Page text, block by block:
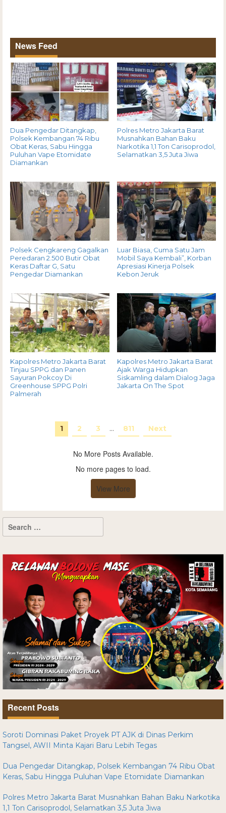
News Feed
Dua Pengedar Ditangkap,
Polsek Kembangan 74 Ribu
Obat Keras, Sabu Hingga
Puluhan Vape Etomidate
Diamankan
Polres Metro Jakarta Barat
Musnahkan Bahan Baku
Narkotika 1,1 Ton Carisoprodol,
Selamatkan 3,5 Juta Jiwa
Polsek Cengkareng Gagalkan
Peredaran 2.500 Butir Obat
Keras Daftar G, Satu
Pengedar Diamankan
Luar Biasa, Cuma Satu Jam
Mobil Saya Kembali”, Korban
Apresiasi Kinerja Polsek
Kebon Jeruk
Kapolres Metro Jakarta Barat
Tinjau SPPG dan Panen
Sayuran Pokcoy Di
Greenhouse SPPG Polri
Palmerah
Kapolres Metro Jakarta Barat
Ajak Warga Hidupkan
Siskamling dalam Dialog Jaga
Jakarta On The Spot
1 2 3 … 811 Next
No More Posts Available.
No more pages to load.
View More
Recent Posts
Soroti Dominasi Paket Proyek PT AJK di Dinas Perkim
Tangsel, AWII Minta Kajari Baru Lebih Tegas
Dua Pengedar Ditangkap, Polsek Kembangan 74 Ribu Obat
Keras, Sabu Hingga Puluhan Vape Etomidate Diamankan
Polres Metro Jakarta Barat Musnahkan Bahan Baku Narkotika
1,1 Ton Carisoprodol, Selamatkan 3,5 Juta Jiwa